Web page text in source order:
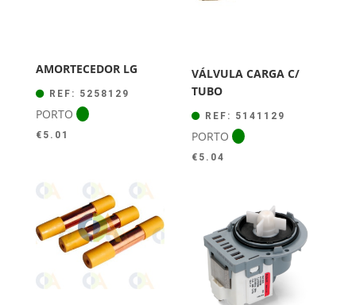
AMORTECEDOR LG
REF: 5258129
PORTO
€ 5.01
VÁLVULA CARGA C/
TUBO
REF: 5141129
PORTO
€ 5.04